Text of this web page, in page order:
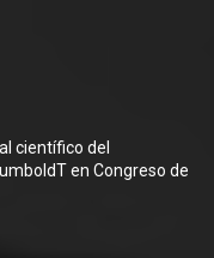
científico del
en Congreso de